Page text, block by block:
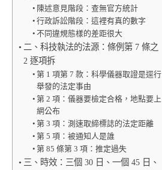
陳述意見階段：查無官方統計
行政訴訟階段：這裡有真的數字
不同違規態樣的差距很大
二、科技執法的法源：條例第 7 條之
2 逐項拆
第 1 項第 7 款：科學儀器取證是逕行
舉發的法定事由
第 2 項：儀器要檢定合格，地點要上
網公布
第 3 項：測速取締標誌的法定距離
第 5 項：被通知人是誰
第 85 條第 3 項：推定過失
三、時效：三個 30 日、一個 45 日、